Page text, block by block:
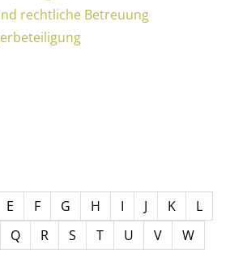
rechtliche Betreuung
E F G H I J K
L
Q R S T U V
W